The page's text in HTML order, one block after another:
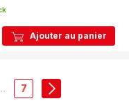
Ajouter au panier
7
-